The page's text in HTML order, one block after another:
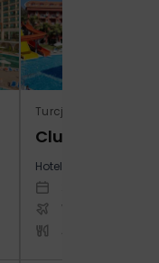
Turcja / Riwiera
Club Side
Hotel:
Warszawa -